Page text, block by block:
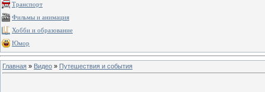
Транспорт
Фильмы и анимация
Хобби и образование
Юмор
Главная » Видео » Путешествия и события